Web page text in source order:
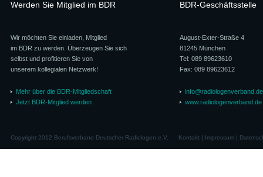
Werden Sie Mitglied im BDR
Wir möchten Sie einladen, Mitglied
im BDR zu werden. Überzeugen Sie sich
selbst und profitieren Sie von
unserem kollegialen Netzwerk!
Mehr über die BDR-Mitgliedschaft
Jetzt BDR-Mitglied werden
BDR-Geschäftsstelle
August-Exter-Straße 4
81245 München
Tel: 089 89623610
Fax: 089 89623612
info@radiologenverband.de
www.radiologenverband.de
Copyright 2012 Berufsverband Deutscher Radiologen e.V. Kontakt| Impressum|